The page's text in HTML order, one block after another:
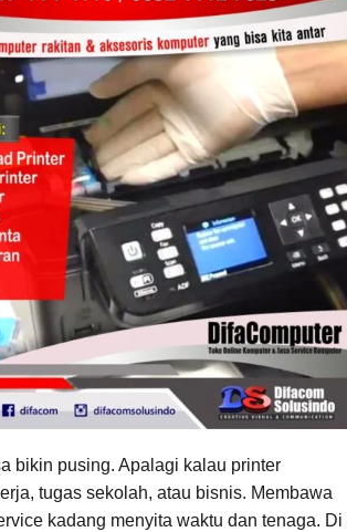
bikin pusing. Apalagi kalau printer
tugas sekolah, atau bisnis. Membawa
kadang menyita waktu dan tenaga. Di